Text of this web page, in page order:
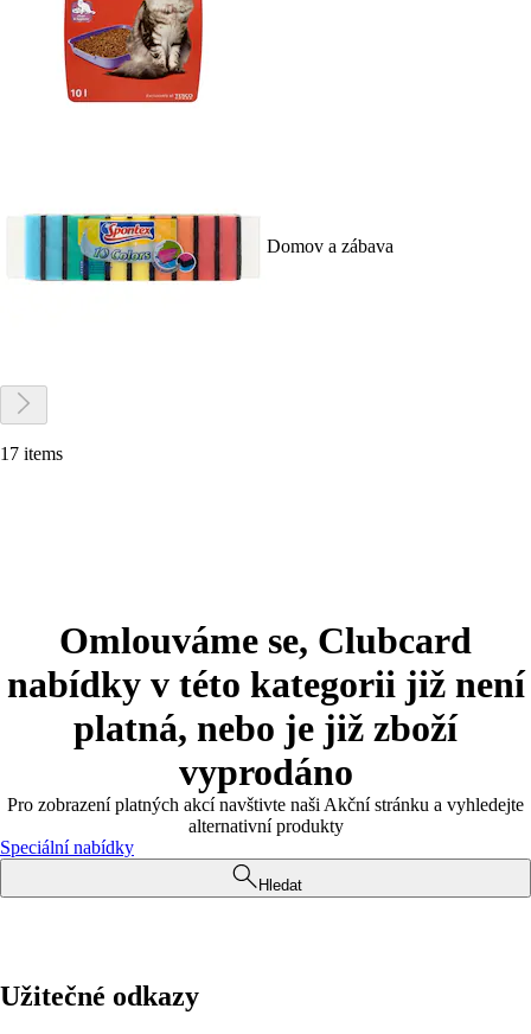
Domov a zábava
17 items
Omlouváme se, Clubcard
nabídky v této kategorii již není
platná, nebo je již zboží
vyprodáno
Pro zobrazení platných akcí navštivte naši Akční stránku a vyhledejte
alternativní produkty
Speciální nabídky
Hledat
Užitečné odkazy